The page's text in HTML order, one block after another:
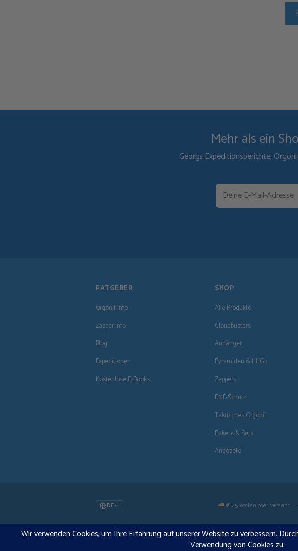
Mehr als ein
Georgs Expeditionsberichte,
RATGEBER
Orgonit Info
Zapper Info
Blog
Expeditionen
Kostenlose E-Books
SHOP
Alle Produkte
Cloudbusters
Anhänger
Pyramiden & HHGs
Zappers
EMF-Schutz
Taktisches Orgonit
Pakete & Sets
Angebote
DE €125 kostenloser Versand